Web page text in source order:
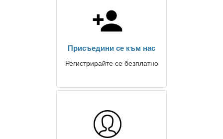
Присъедини се към нас
Регистрирайте се безплатно